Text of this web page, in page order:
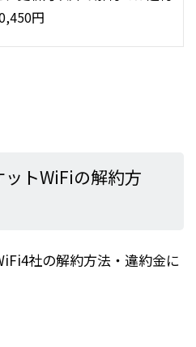
円
トWiFiの解約方
社の解約方法・違約金に